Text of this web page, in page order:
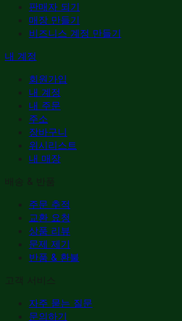
판매자 되기
매장 만들기
비즈니스 계정 만들기
내 계정
회원가입
내 계정
내 주문
주소
장바구니
위시리스트
내 매장
배송 & 반품
주문 추적
교환 요청
상품 리뷰
문제 제기
반품 & 환불
고객 서비스
자주 묻는 질문
문의하기